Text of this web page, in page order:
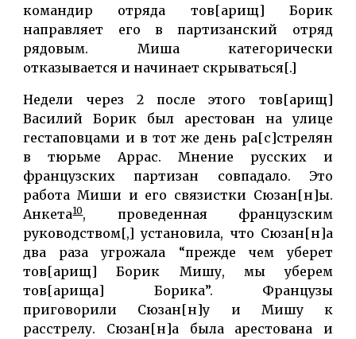
командир отряда тов[арищ] Борик
направляет его в партизанский отряд
рядовым. Миша категорически
отказывается и начинает скрываться[.]
Недели через 2 после этого тов[арищ]
Василий Борик был арестован на улице
гестаповцами и в тот же день ра[с]стрелян
в тюрьме Аррас. Мнение русских и
французских партизан совпадало. Это
работа Миши и его связистки Сюзан[н]ы.
Анкета10, проведенная французским
руководством[,] установила, что Сюзан[н]а
два раза угрожала “прежде чем уберет
тов[арищ] Борик Мишу, мы уберем
тов[арища] Борика”. Французы
приговорили Сюзан[н]у и Мишу к
расстрелу. Сюзан[н]а была арестована и